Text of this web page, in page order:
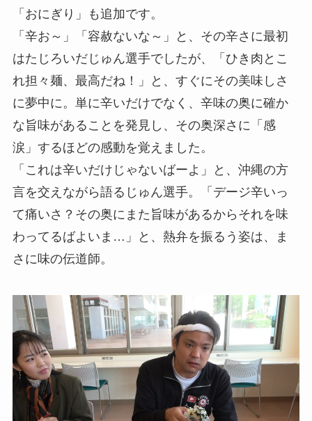
「おにぎり」も追加です。
「辛お～」「容赦ないな～」と、その辛さに最初
はたじろいだじゅん選手でしたが、「ひき肉とこ
れ担々麺、最高だね！」と、すぐにその美味しさ
に夢中に。単に辛いだけでなく、辛味の奥に確か
な旨味があることを発見し、その奥深さに「感
涙」するほどの感動を覚えました。
「これは辛いだけじゃないばーよ」と、沖縄の方
言を交えながら語るじゅん選手。「デージ辛いっ
て痛いさ？その奥にまた旨味があるからそれを味
わってるばよいま…」と、熱弁を振るう姿は、ま
さに味の伝道師。